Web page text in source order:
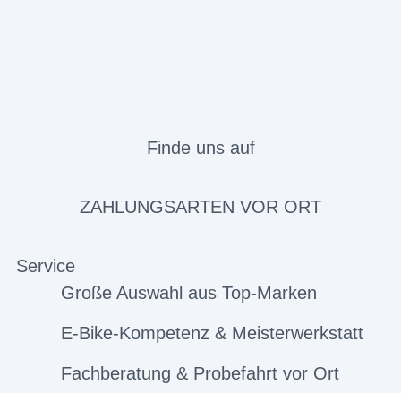
Finde uns auf
ZAHLUNGSARTEN VOR ORT
Service
Große Auswahl aus Top-Marken
E-Bike-Kompetenz & Meisterwerkstatt
Fachberatung & Probefahrt vor Ort